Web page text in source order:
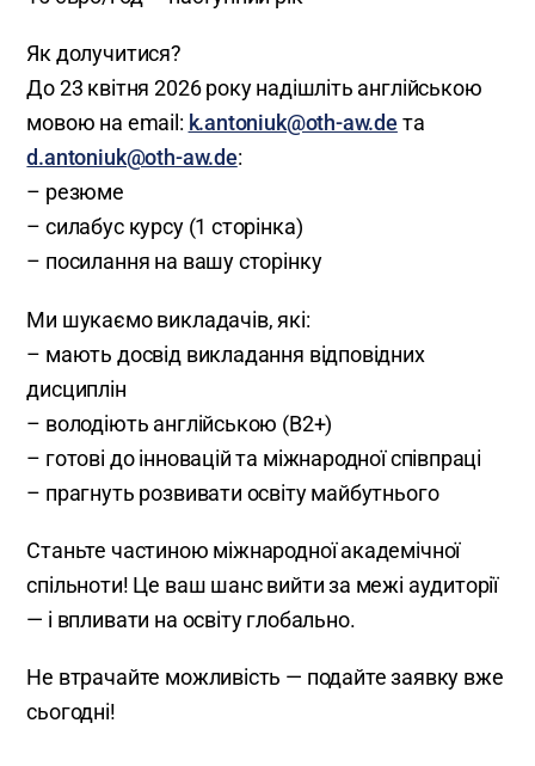
Як долучитися?
До 23 квітня 2026 року надішліть англійською
мовою на email: k.antoniuk@oth-aw.de та
d.antoniuk@oth-aw.de:
– резюме
– силабус курсу (1 сторінка)
– посилання на вашу сторінку
Ми шукаємо викладачів, які:
– мають досвід викладання відповідних
дисциплін
– володіють англійською (B2+)
– готові до інновацій та міжнародної співпраці
– прагнуть розвивати освіту майбутнього
Станьте частиною міжнародної академічної
спільноти! Це ваш шанс вийти за межі аудиторії
— і впливати на освіту глобально.
Не втрачайте можливість — подайте заявку вже
сьогодні!